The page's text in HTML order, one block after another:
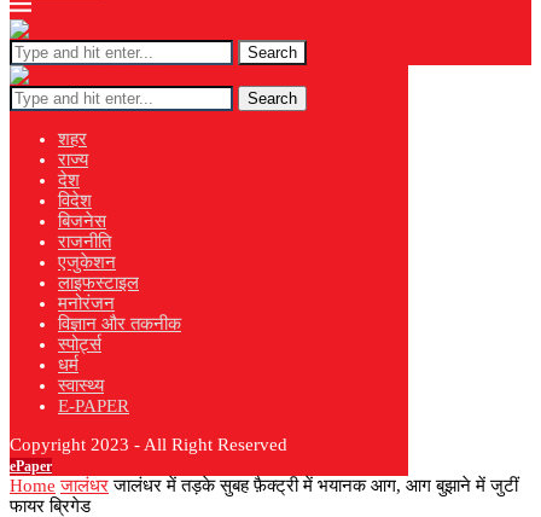
Search
Search
शहर
राज्य
देश
विदेश
बिजनेस
राजनीति
एजुकेशन
लाइफस्टाइल
मनोरंजन
विज्ञान और तकनीक
स्पोर्ट्स
धर्म
स्वास्थ्य
E-PAPER
Copyright 2023 - All Right Reserved
ePaper
Home जालंधर जालंधर में तड़के सुबह फ़ैक्ट्री में भयानक आग, आग बुझाने में जुटीं
फायर ब्रिगेड